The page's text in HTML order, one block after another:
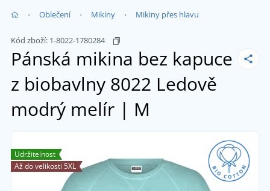
Oblečení Mikiny Mikiny přes hlavu
Kód zboží: 1-8022-1780284
Pánská mikina bez kapuce
z biobavlny 8022 Ledově
modrý melír | M
Udržitelnost
Až do velikosti 5XL